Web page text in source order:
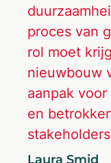
proces van
rol moet
nieuwbouw
aanpak
en
Laura Smid